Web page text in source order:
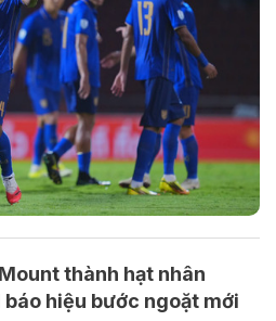
thành hạt nhân
hiệu bước ngoặt mới